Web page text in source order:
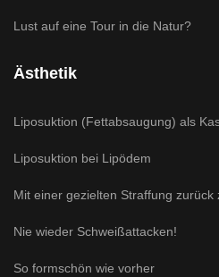
Lust auf eine Tour in die Natur?
Ästhetik
Liposuktion (Fettabsaugung) als
Liposuktion bei Lipödem
Mit einer gezielten Straffung zurück
Nie wieder Schweißattacken!
So formschön wie vorher